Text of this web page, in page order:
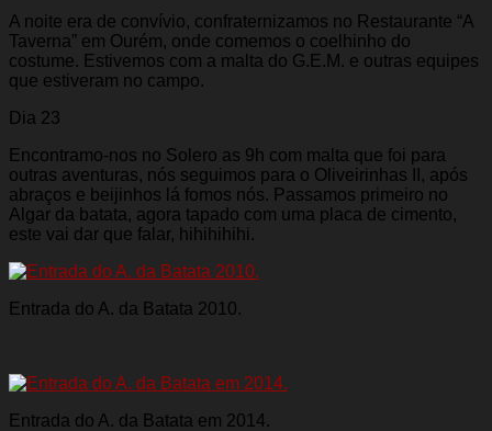
A noite era de convívio, confraternizamos no Restaurante “A
Taverna” em Ourém, onde comemos o coelhinho do
costume. Estivemos com a malta do G.E.M. e outras equipes
que estiveram no campo.
Dia 23
Encontramo-nos no Solero as 9h com malta que foi para
outras aventuras, nós seguimos para o Oliveirinhas II, após
abraços e beijinhos lá fomos nós. Passamos primeiro no
Algar da batata, agora tapado com uma placa de cimento,
este vai dar que falar, hihihihihi.
Entrada do A. da Batata 2010.
Entrada do A. da Batata em 2014.